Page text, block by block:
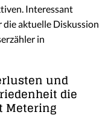
Interessant
aktuelle Diskussion
in
und
die
Metering